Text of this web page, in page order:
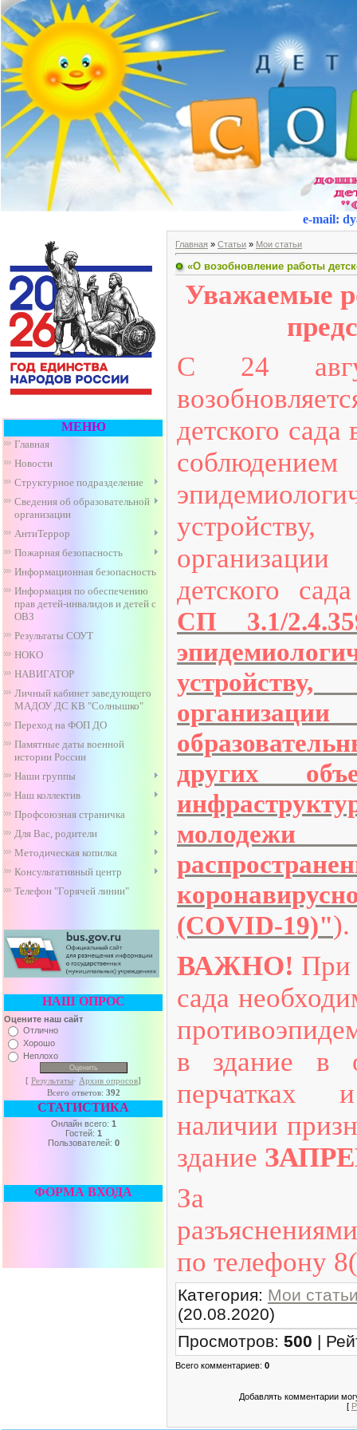
e-mail:
МЕНЮ
Главная
Новости
Структурное подразделение
Сведения об образовательной
организации
АнтиТеррор
Пожарная безопасность
Информационная безопасность
Информация по обеспечению
прав детей-инвалидов и детей с
ОВЗ
Результаты СОУТ
НОКО
НАВИГАТОР
Личный кабинет заведующего
МАДОУ ДС КВ "Солнышко"
Переход на ФОП ДО
Памятные даты военной
истории России
Наши группы
Наш коллектив
Профсоюзная страничка
Для Вас, родители
Методическая копилка
Консультативный центр
Телефон "Горячей линии"
НАШ ОПРОС
Оцените наш сайт
Отлично
Хорошо
Неплохо
[ Результаты· Архив опросов]
Всего ответов: 392
СТАТИСТИКА
Онлайн всего: 1
Гостей: 1
Пользователей: 0
ФОРМА ВХОДА
Главная » Статьи » Мои статьи
«О возобновление работы
Уважаемые
С 24
детского
детского
СП 3.1/
других
(COVID-19)").
ВАЖНО! При
сада
в здание в
перчатках
наличии
здание
За
по телефону
Категория: Мои
(20.08.2020)
Просмотров: 500 |
Всего комментариев: 0
Добавлять комментарии
[